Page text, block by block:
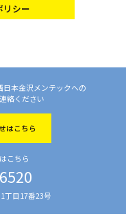
リシー
本金沢メンテックへの
絡ください
はこちら
こちら
丁目17番23号